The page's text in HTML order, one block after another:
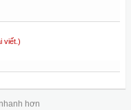
viết.)
hơn